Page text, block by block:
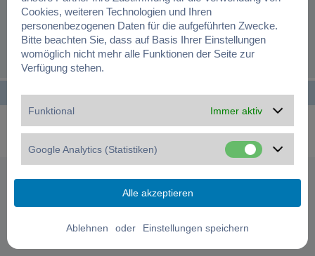
diesem Board bewegst.
Nutzungsbedingungen|Datenschutzerklärung
Registrieren
Startseite Foren-Übersicht Alle Zeiten sindUTC+01:00
Cookies verwalten
Cookies, weiteren Technologien und Ihren
personenbezogenen Daten für die aufgeführten Zwecke.
Bitte beachten Sie, dass auf Basis Ihrer Einstellungen
womöglich nicht mehr alle Funktionen der Seite zur
Verfügung stehen.
Funktional Immer aktiv
Google Analytics (Statistiken)
oder